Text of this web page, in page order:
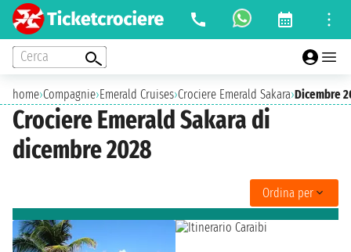
Cerca
home›Compagnie›Emerald Cruises›Crociere Emerald Sakara›Dicembre
Crociere Emerald Sakara di
dicembre 2028
Ordina per